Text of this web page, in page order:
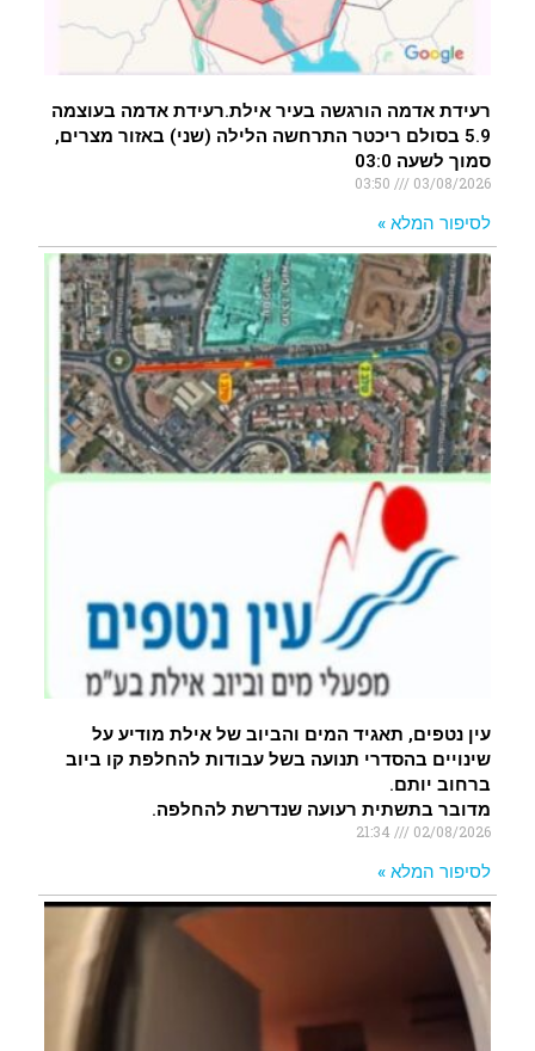
רעידת אדמה הורגשה בעיר אילת.רעידת אדמה בעוצמה
5.9 בסולם ריכטר התרחשה הלילה (שני) באזור מצרים,
סמוך לשעה 03:0
03/08/2026
לסיפור המלא »
עין נטפים, תאגיד המים והביוב של אילת מודיע על
שינויים בהסדרי תנועה בשל עבודות להחלפת קו ביוב
ברחוב יותם.
מדובר בתשתית רעועה שנדרשת להחלפה.
02/08/2026
לסיפור המלא »